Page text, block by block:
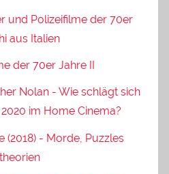
und Polizeifilme der 70er
aus Italien
der 70er Jahre II
Nolan - Wie schlägt sich
im Home Cinema?
(2018) - Morde, Puzzles